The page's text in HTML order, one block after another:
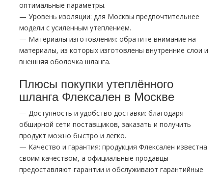
оптимальные параметры.
— Уровень изоляции: для Москвы предпочтительнее
модели с усиленным утеплением.
— Материалы изготовления: обратите внимание на
материалы, из которых изготовлены внутренние слои и
внешняя оболочка шланга.
Плюсы покупки утеплённого
шланга Флексален в Москве
— Доступность и удобство доставки: благодаря
обширной сети поставщиков, заказать и получить
продукт можно быстро и легко.
— Качество и гарантия: продукция Флексален известна
своим качеством, а официальные продавцы
предоставляют гарантии и обслуживают гарантийные